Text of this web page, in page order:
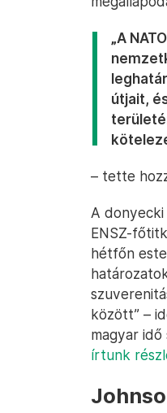
„A
útjait,
– tette
A donyecki
ENSZ-
hétfőn
között” –
magyar
írtunk